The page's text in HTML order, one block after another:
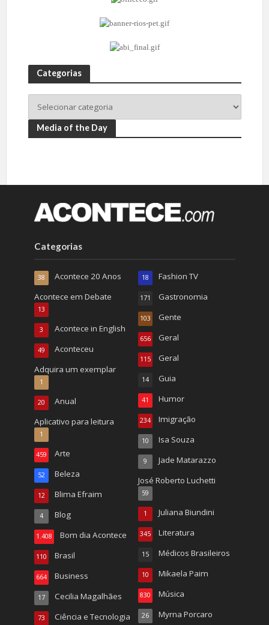
Categorias
Media of the Day
Categorias
Acontece 20 Anos
38
Acontece em Debate
13
Acontece in English
3
Aconteceu
49
Adquira um exemplar
1
Anual
20
Aplicativo para leitura
1
Arte
459
Beleza
52
Blima Efraim
12
Blog
4
Bom dia Acontece
1.408
Brasil
110
Business
664
Cecilia Magalhães
17
Ciência e Tecnologia
73
Fashion TV
18
Gastronomia
171
Gente
103
Geral
656
Geral
115
Guia
14
Humor
41
Imigração
234
Isa Souza
10
Jade Matarazzo
9
José Roberto Luchetti
59
Juliana Biundini
1
Literatura
345
Médicos Brasileiros
15
Mikaela Paim
10
Música
830
Myrna Porcaro
26